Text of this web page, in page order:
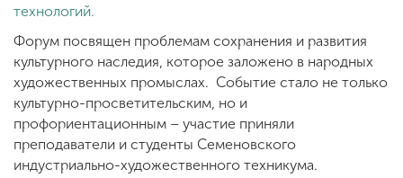
технологий.
Форум посвящен проблемам сохранения и развития
культурного наследия, которое заложено в народных
художественных промыслах. Событие стало не только
культурно-просветительским, но и
профориентационным – участие приняли
преподаватели и студенты Семеновского
индустриально-художественного техникума.